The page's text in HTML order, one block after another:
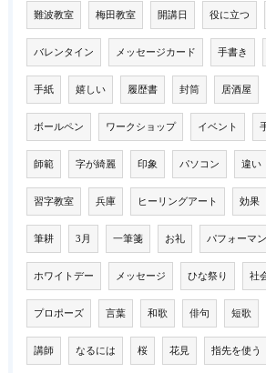
難波教室 梅田教室 開講日 役に立つ
バレンタイン メッセージカード 手書き
手紙 嬉しい 履歴書 封筒 居酒屋
ボールペン ワークショップ イベント
師範 字が綺麗 印象 パソコン 違い
習字教室 兵庫 ヒーリングアート 効果
筆耕 3月 一筆箋 お礼 パフォーマ
ホワイトデー メッセージ ひな祭り 社
プロポーズ 言葉 和歌 俳句 短歌
講師 なるには 桜 花見 指先を使う